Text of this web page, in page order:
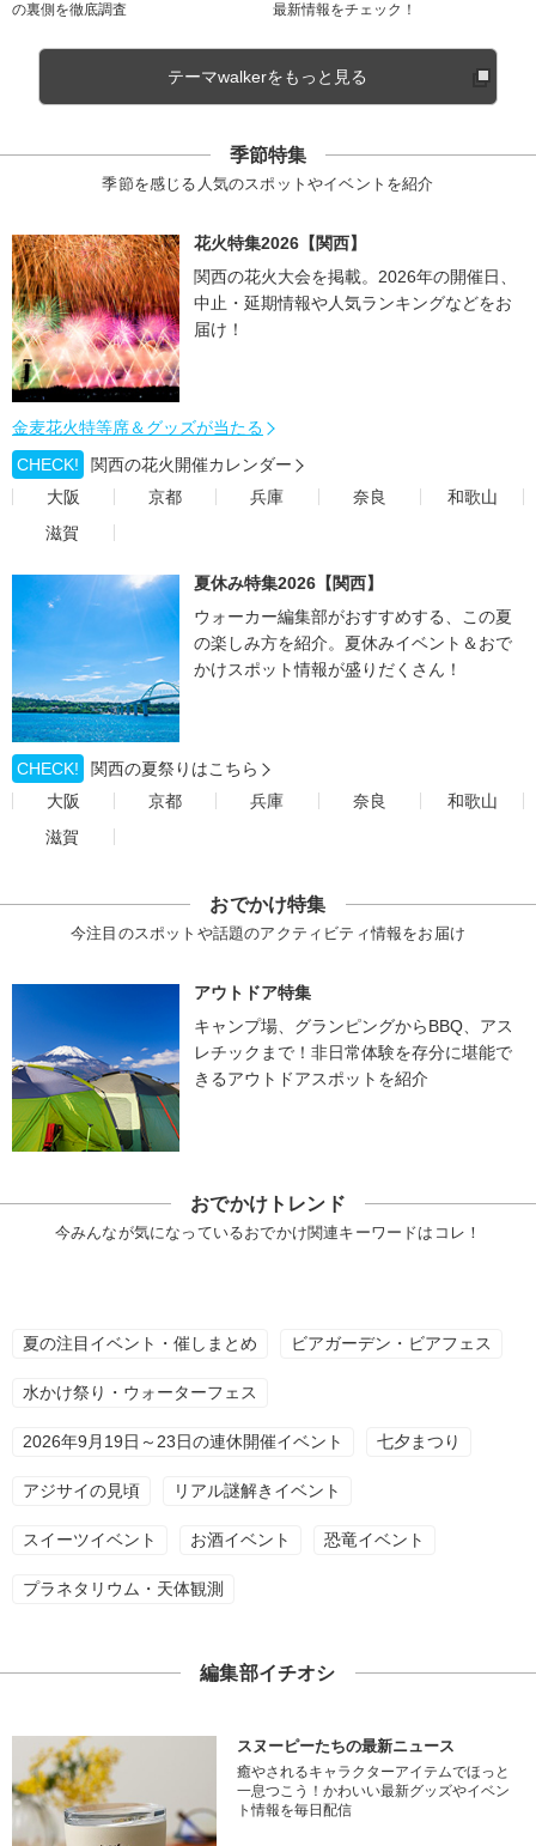
の裏側を徹底調査
最新情報をチェック！
テーマwalkerをもっと見る
季節特集
季節を感じる人気のスポットやイベントを紹介
花火特集2026【関西】
関西の花火大会を掲載。2026年の開催日、
中止・延期情報や人気ランキングなどをお
届け！
金麦花火特等席＆グッズが当たる
CHECK!
関西の花火開催カレンダー
大阪
京都 兵庫 奈良
和歌山
滋賀
夏休み特集2026【関西】
ウォーカー編集部がおすすめする、この夏
の楽しみ方を紹介。夏休みイベント＆おで
かけスポット情報が盛りだくさん！
CHECK!
関西の夏祭りはこちら
大阪
京都 兵庫 奈良
和歌山
滋賀
おでかけ特集
今注目のスポットや話題のアクティビティ情報をお届け
アウトドア特集
キャンプ場、グランピングからBBQ、アス
レチックまで！非日常体験を存分に堪能で
きるアウトドアスポットを紹介
おでかけトレンド
今みんなが気になっているおでかけ関連キーワードはコレ！
夏の注目イベント・催しまとめ ビアガーデン・ビアフェス
水かけ祭り・ウォーターフェス
2026年9月19日～23日の連休開催イベント 七夕まつり
アジサイの見頃 リアル謎解きイベント
スイーツイベント お酒イベント 恐竜イベント
プラネタリウム・天体観測
編集部イチオシ
スヌーピーたちの最新ニュース
癒やされるキャラクターアイテムでほっと
一息つこう！かわいい最新グッズやイベン
ト情報を毎日配信